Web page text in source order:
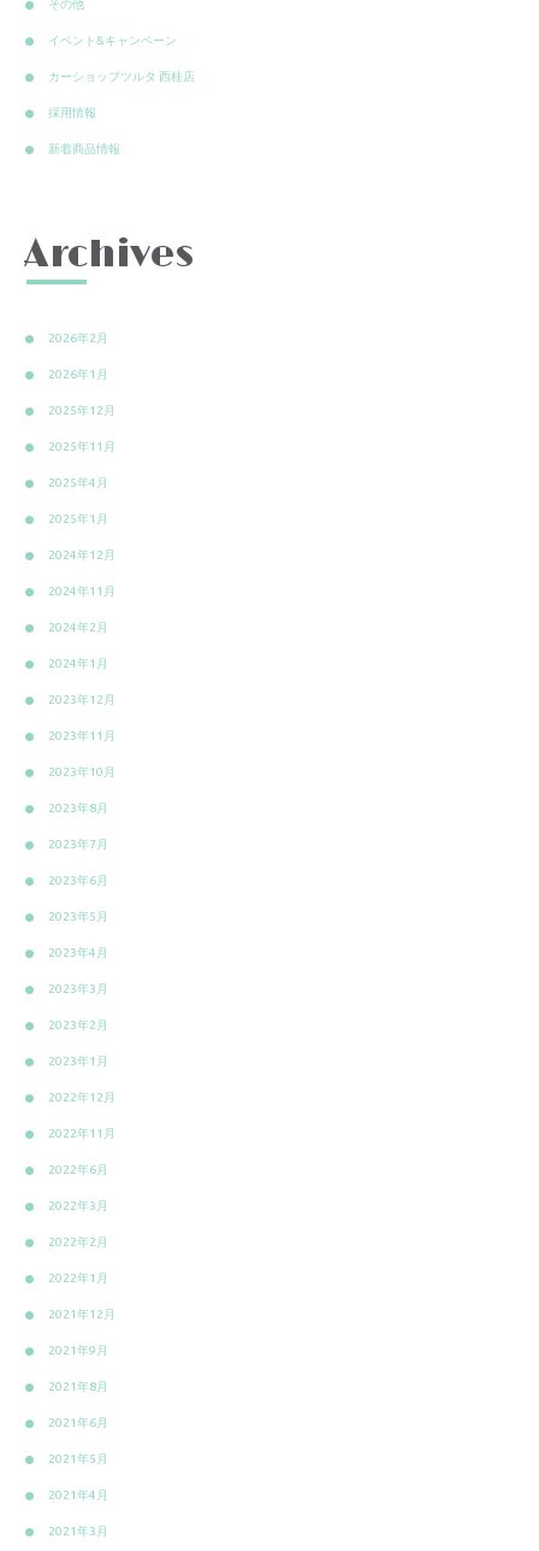
その他
イベント&キャンペーン
カーショップツルタ 西桂店
採用情報
新着商品情報
Archives
2026年2月
2026年1月
2025年12月
2025年11月
2025年4月
2025年1月
2024年12月
2024年11月
2024年2月
2024年1月
2023年12月
2023年11月
2023年10月
2023年8月
2023年7月
2023年6月
2023年5月
2023年4月
2023年3月
2023年2月
2023年1月
2022年12月
2022年11月
2022年6月
2022年3月
2022年2月
2022年1月
2021年12月
2021年9月
2021年8月
2021年6月
2021年5月
2021年4月
2021年3月